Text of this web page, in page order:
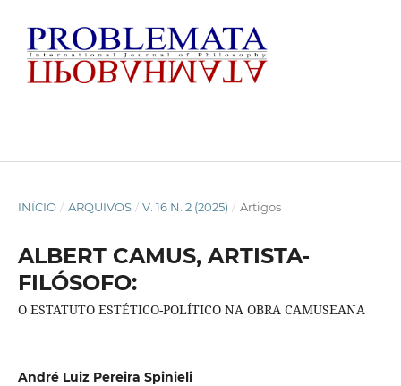
INÍCIO / ARQUIVOS / V. 16 N. 2 (2025) / Artigos
ALBERT CAMUS, ARTISTA-
FILÓSOFO:
O ESTATUTO ESTÉTICO-POLÍTICO NA OBRA CAMUSEANA
André Luiz Pereira Spinieli